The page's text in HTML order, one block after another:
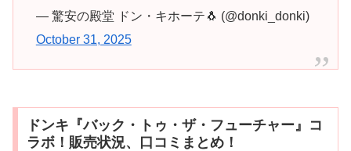
— 驚安の殿堂 ドン・キホーテ🐧 (@donki_donki)
October 31, 2025
ドンキ『バック・トゥ・ザ・フューチャー』コ
ラボ！販売状況、口コミまとめ！